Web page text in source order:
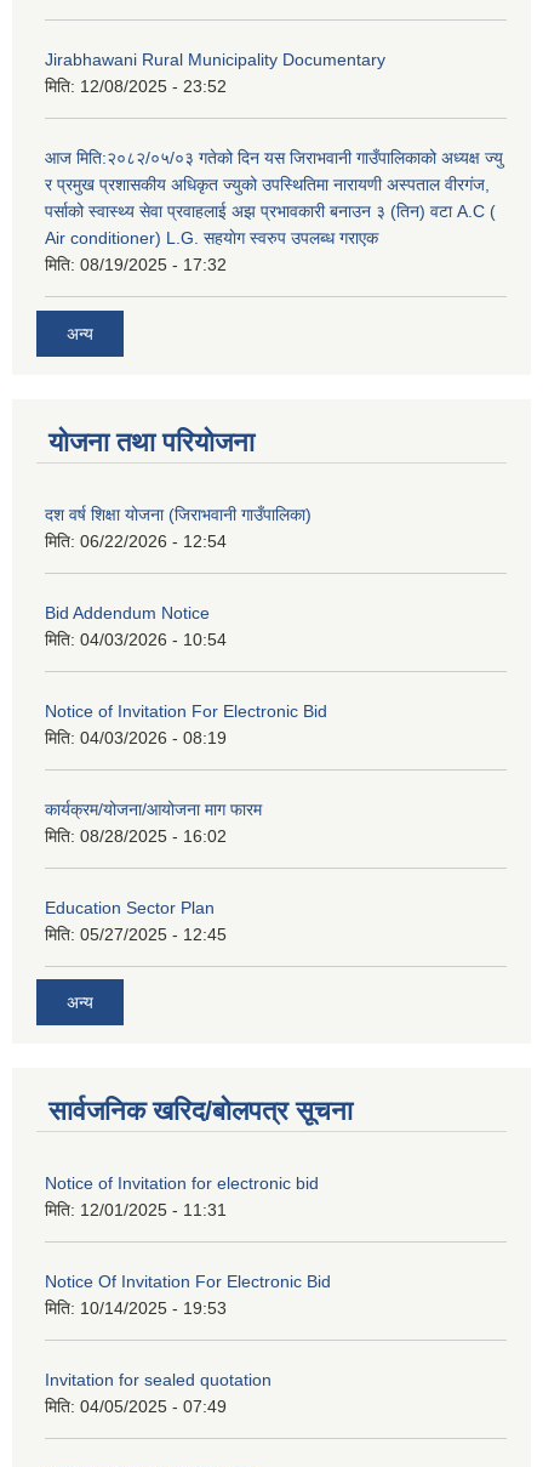
Jirabhawani Rural Municipality Documentary
मिति: 12/08/2025 - 23:52
आज मिति:२०८२/०५/०३ गतेको दिन यस जिराभवानी गाउँपालिकाको अध्यक्ष ज्यु
र प्रमुख प्रशासकीय अधिकृत ज्युको उपस्थितिमा नारायणी अस्पताल वीरगंज,
पर्साको स्वास्थ्य सेवा प्रवाहलाई अझ प्रभावकारी बनाउन ३ (तिन) वटा A.C (
Air conditioner) L.G. सहयाेग स्वरुप उपलब्ध गराएक
मिति: 08/19/2025 - 17:32
अन्य
योजना तथा परियोजना
दश वर्ष शिक्षा योजना (जिराभवानी गाउँपालिका)
मिति: 06/22/2026 - 12:54
Bid Addendum Notice
मिति: 04/03/2026 - 10:54
Notice of Invitation For Electronic Bid
मिति: 04/03/2026 - 08:19
कार्यक्रम/योजना/आयोजना माग फारम
मिति: 08/28/2025 - 16:02
Education Sector Plan
मिति: 05/27/2025 - 12:45
अन्य
सार्वजनिक खरिद/बोलपत्र सूचना
Notice of Invitation for electronic bid
मिति: 12/01/2025 - 11:31
Notice Of Invitation For Electronic Bid
मिति: 10/14/2025 - 19:53
Invitation for sealed quotation
मिति: 04/05/2025 - 07:49